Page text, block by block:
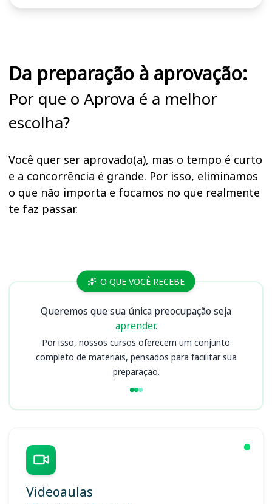
Da preparação à aprovação:
Por que o Aprova é a melhor
escolha?
Você quer ser aprovado(a), mas o tempo é curto
e a concorrência é grande. Por isso, eliminamos
o que não importa e focamos no que realmente
te faz passar.
Cursos O QUE VOCÊ RECEBE
Queremos que sua única preocupação seja
aprender.
Por isso, nossos cursos oferecem um conjunto
completo de materiais, pensados para facilitar sua
preparação.
Videoaulas